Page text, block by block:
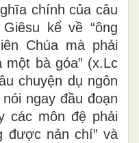
chính của câu
kể về “ông
Chúa mà phải
bà góa” (x.Lc
chuyện dụ ngôn
ngay đầu đoạn
các môn đệ phải
được nản chí” và